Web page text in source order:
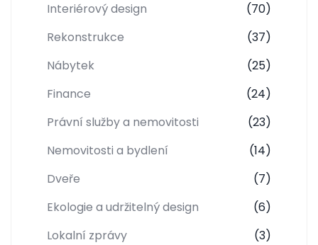
Interiérový design
(70)
Rekonstrukce
(37)
Nábytek
(25)
Finance
(24)
Právní služby a nemovitosti
(23)
Nemovitosti a bydlení
(14)
Dveře
(7)
Ekologie a udržitelný design
(6)
Lokalní zprávy
(3)